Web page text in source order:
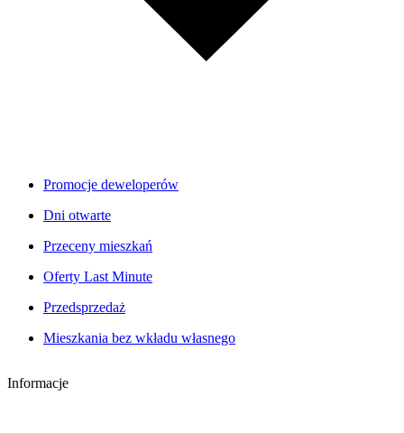
Promocje deweloperów
Dni otwarte
Przeceny mieszkań
Oferty Last Minute
Przedsprzedaż
Mieszkania bez wkładu własnego
Informacje